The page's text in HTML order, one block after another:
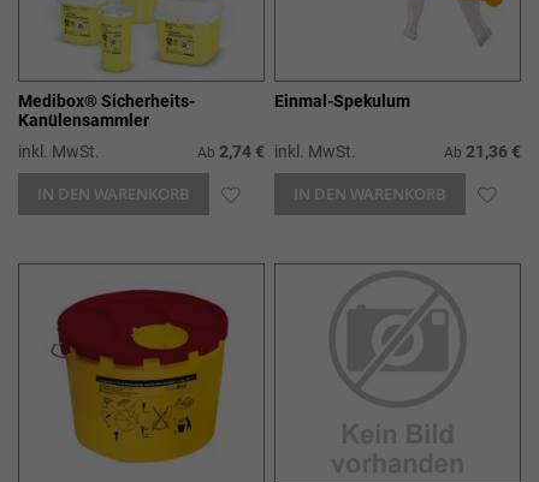
Medibox® Sicherheits-
Kanülensammler
inkl. MwSt.
Ab 2,74 €
IN DEN WARENKORB ZUR
Einmal-Spekulum
inkl. MwSt. Ab 21,36 €
IN DEN WARENKORB ZUR